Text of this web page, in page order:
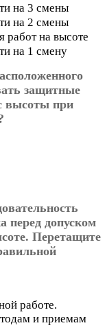
на 3 смены
на 2 смены
работ на высоте
на 1 смену
защитные
высоты при
перед допуском
Перетащите
работе.
и приемам